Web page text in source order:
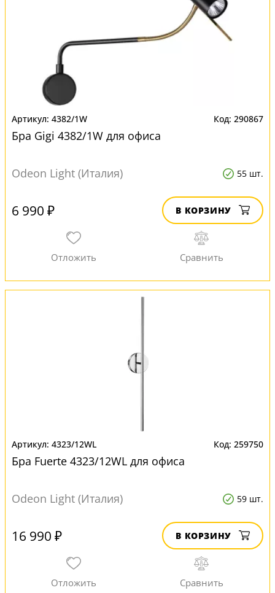
4382/1W 290867
Бра Gigi 4382/1W для офиса
Odeon Light (Италия) 55 шт.
6 990 ₽ В КОРЗИНУ
4323/12WL 259750
Бра Fuerte 4323/12WL для офиса
Odeon Light (Италия) 59 шт.
16 990 ₽ В КОРЗИНУ